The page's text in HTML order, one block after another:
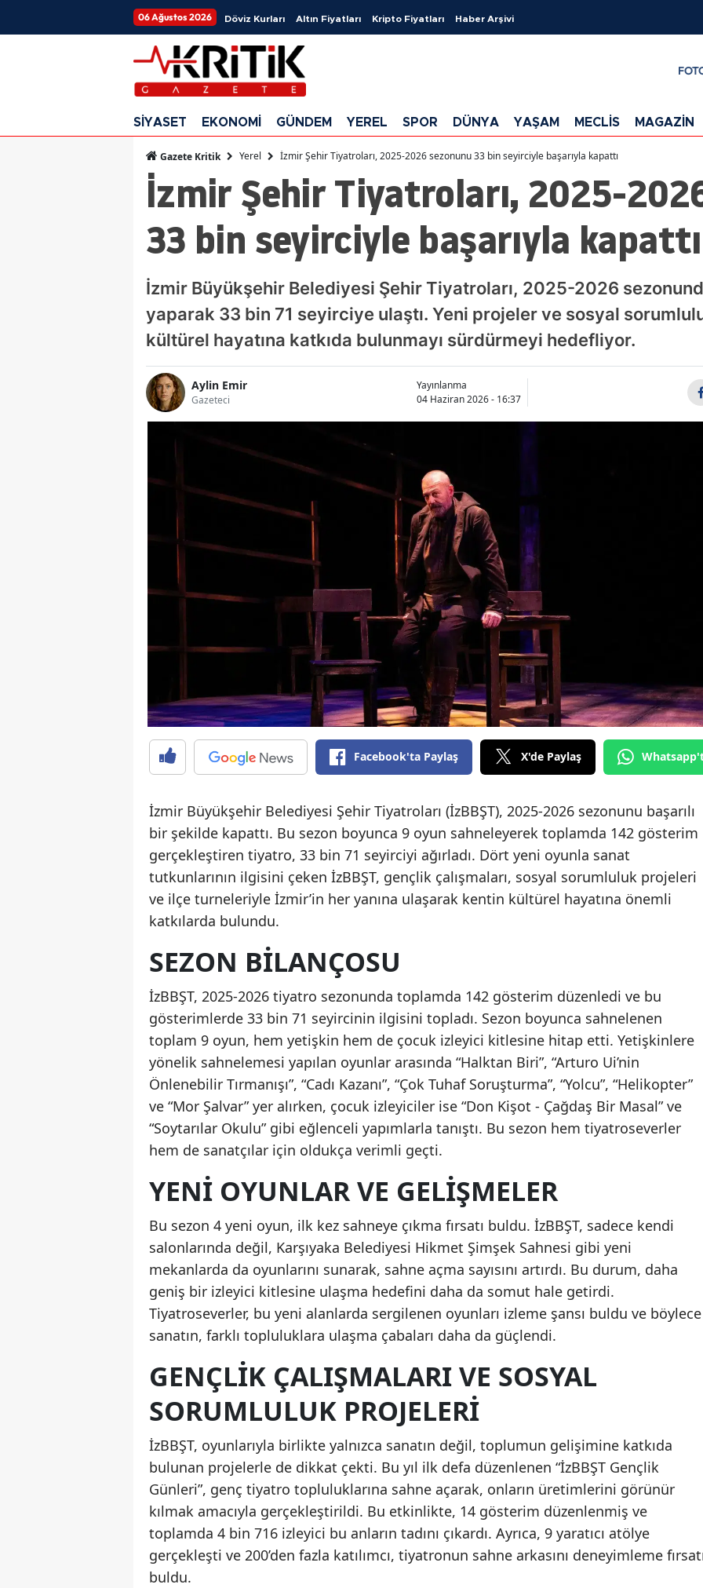
06 Ağustos 2026 Döviz Kurları Altın Fiyatları Kripto Fiyatları Haber Arşivi
SİYASET EKONOMİ GÜNDEM YEREL SPOR DÜNYA YAŞAM MECLİS MAGAZİN
Gazete Kritik Yerel İzmir Şehir Tiyatroları, 2025-2026 sezonunu 33 bin seyirciyle başarıyla kapattı
İzmir Şehir Tiyatroları, 2025-
33 bin seyirciyle başarıyla kapattı
İzmir Büyükşehir Belediyesi Şehir Tiyatroları, 2025-2026
yaparak 33 bin 71 seyirciye ulaştı. Yeni projeler ve sosyal
kültürel hayatına katkıda bulunmayı sürdürmeyi hedefliyor.
Aylin Emir
Gazeteci
Yayınlanma
04 Haziran 2026 - 16:37
Facebook'ta Paylaş X'de Paylaş
İzmir Büyükşehir Belediyesi Şehir Tiyatroları (İzBBŞT), 2025-2026 sezonunu başarılı
bir şekilde kapattı. Bu sezon boyunca 9 oyun sahneleyerek toplamda 142 gösterim
gerçekleştiren tiyatro, 33 bin 71 seyirciyi ağırladı. Dört yeni oyunla sanat
tutkunlarının ilgisini çeken İzBBŞT, gençlik çalışmaları, sosyal sorumluluk projeleri
ve ilçe turneleriyle İzmir’in her yanına ulaşarak kentin kültürel hayatına önemli
katkılarda bulundu.
SEZON BILANÇOSU
İzBBŞT, 2025-2026 tiyatro sezonunda toplamda 142 gösterim düzenledi ve bu
gösterimlerde 33 bin 71 seyircinin ilgisini topladı. Sezon boyunca sahnelenen
toplam 9 oyun, hem yetişkin hem de çocuk izleyici kitlesine hitap etti. Yetişkinlere
yönelik sahnelemesi yapılan oyunlar arasında “Halktan Biri”, “Arturo Ui’nin
Önlenebilir Tırmanışı”, “Cadı Kazanı”, “Çok Tuhaf Soruşturma”, “Yolcu”, “Helikopter”
ve “Mor Şalvar” yer alırken, çocuk izleyiciler ise “Don Kişot - Çağdaş Bir Masal” ve
“Soytarılar Okulu” gibi eğlenceli yapımlarla tanıştı. Bu sezon hem tiyatroseverler
hem de sanatçılar için oldukça verimli geçti.
YENI OYUNLAR VE GELIŞMELER
Bu sezon 4 yeni oyun, ilk kez sahneye çıkma fırsatı buldu. İzBBŞT, sadece kendi
salonlarında değil, Karşıyaka Belediyesi Hikmet Şimşek Sahnesi gibi yeni
mekanlarda da oyunlarını sunarak, sahne açma sayısını artırdı. Bu durum, daha
geniş bir izleyici kitlesine ulaşma hedefini daha da somut hale getirdi.
Tiyatroseverler, bu yeni alanlarda sergilenen oyunları izleme şansı buldu ve böylece
sanatın, farklı topluluklara ulaşma çabaları daha da güçlendi.
GENÇLIK ÇALIŞMALARI VE SOSYAL
SORUMLULUK PROJELERI
İzBBŞT, oyunlarıyla birlikte yalnızca sanatın değil, toplumun gelişimine katkıda
bulunan projelerle de dikkat çekti. Bu yıl ilk defa düzenlenen “İzBBŞT Gençlik
Günleri”, genç tiyatro topluluklarına sahne açarak, onların üretimlerini görünür
kılmak amacıyla gerçekleştirildi. Bu etkinlikte, 14 gösterim düzenlenmiş ve
toplamda 4 bin 716 izleyici bu anların tadını çıkardı. Ayrıca, 9 yaratıcı atölye
gerçekleşti ve 200’den fazla katılımcı, tiyatronun sahne arkasını deneyimleme
buldu.